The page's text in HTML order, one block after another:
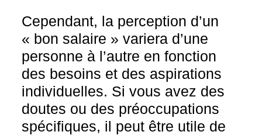
Cependant, la perception d’un
« bon salaire » variera d’une
personne à l’autre en fonction
des besoins et des aspirations
individuelles. Si vous avez des
doutes ou des préoccupations
spécifiques, il peut être utile de